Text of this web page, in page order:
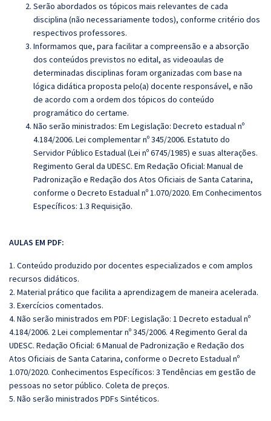
Serão abordados os tópicos mais relevantes de cada
disciplina (não necessariamente todos), conforme critério dos
respectivos professores.
Informamos que, para facilitar a compreensão e a absorção
dos conteúdos previstos no edital, as videoaulas de
determinadas disciplinas foram organizadas com base na
lógica didática proposta pelo(a) docente responsável, e não
de acordo com a ordem dos tópicos do conteúdo
programático do certame.
Não serão ministrados: Em Legislação: Decreto estadual nº
4.184/2006. Lei complementar nº 345/2006. Estatuto do
Servidor Público Estadual (Lei nº 6745/1985) e suas alterações.
Regimento Geral da UDESC. Em Redação Oficial: Manual de
Padronização e Redação dos Atos Oficiais de Santa Catarina,
conforme o Decreto Estadual nº 1.070/2020. Em Conhecimentos
Específicos: 1.3 Requisição.
AULAS EM PDF:
1. Conteúdo produzido por docentes especializados e com amplos
recursos didáticos.
2. Material prático que facilita a aprendizagem de maneira acelerada.
3. Exercícios comentados.
4. Não serão ministrados em PDF: Legislação: 1 Decreto estadual nº
4.184/2006. 2 Lei complementar nº 345/2006. 4 Regimento Geral da
UDESC. Redação Oficial: 6 Manual de Padronização e Redação dos
Atos Oficiais de Santa Catarina, conforme o Decreto Estadual nº
1.070/2020. Conhecimentos Específicos: 3 Tendências em gestão de
pessoas no setor público. Coleta de preços.
5. Não serão ministrados PDFs Sintéticos.